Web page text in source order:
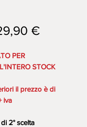
€Prezzo
PER
STOCK
il prezzo è di
iva
2° scelta